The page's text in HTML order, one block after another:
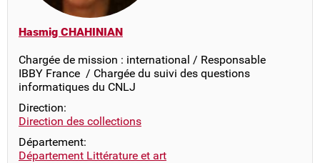
Hasmig CHAHINIAN
Chargée de mission : international / Responsable
IBBY France / Chargée du suivi des questions
informatiques du CNLJ
Direction:
Direction des collections
Département:
Département Littérature et art